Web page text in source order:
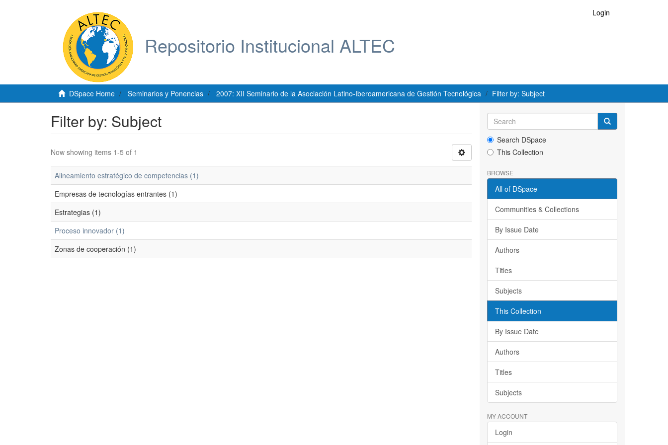
Repositorio Institucional ALTEC
Login
DSpace Home Seminarios y Ponencias 2007: XII Seminario de la Asociación Latino-Iberoamericana de Gestión Tecnológica Filter by: Subject
Filter by: Subject
Now showing items 1-5 of 1
Alineamiento estratégico de competencias (1)
Empresas de tecnologías entrantes (1)
Estrategias (1)
Proceso innovador (1)
Zonas de cooperación (1)
Search DSpace
This Collection
BROWSE
All of DSpace
Communities & Collections
By Issue Date
Authors
Titles
Subjects
This Collection
By Issue Date
Authors
Titles
Subjects
MY ACCOUNT
Login